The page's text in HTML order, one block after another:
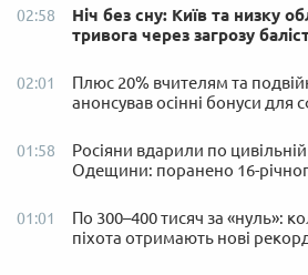
02:58
Ніч без сну: Київ та низку
тривога через загрозу
02:01
Плюс 20% вчителям та
анонсував осінні бонуси для
01:58
Росіяни вдарили по цивільній
Одещини: поранено 16-
01:01
По 300–400 тисяч за «нуль»:
піхота отримають нові